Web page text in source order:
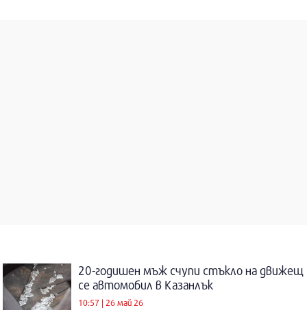
20-годишен мъж счупи стъкло на движещ
се автомобил в Казанлък
10:57 | 26 май 26